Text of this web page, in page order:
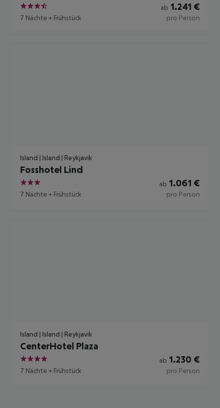
3.5
7 Nächte + Frühstück
ab 1.241 €
pro Person
Island | Island | Reykjavik
Fosshotel Lind
3
7 Nächte + Frühstück
ab 1.061 €
pro Person
Island | Island | Reykjavik
CenterHotel Plaza
4
7 Nächte + Frühstück
ab 1.230 €
pro Person